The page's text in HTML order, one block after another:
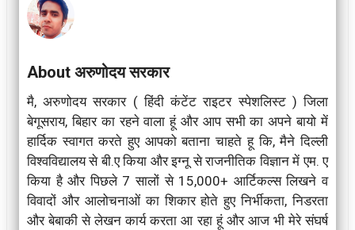
About अरुणोदय सरकार
मै, अरुणोदय सरकार ( हिंदी कंटेंट राइटर स्पेशलिस्ट ) जिला
बेगूसराय, बिहार का रहने वाला हूं और आप सभी का अपने बायो में
हार्दिक स्वागत करते हुए आपको बताना चाहते हू कि, मैने दिल्ली
विश्वविद्यालय से बी.ए किया और इग्नू से राजनीतिक विज्ञान में एम. ए
किया है और पिछले 7 सालों से 15,000+ आर्टिकल्स लिखने व
विवादों और आलोचनाओं का शिकार होते हुए निर्भीकता, निडरता
और बेबाकी से लेखन कार्य करता आ रहा हूं और आज भी मेरे संघर्ष